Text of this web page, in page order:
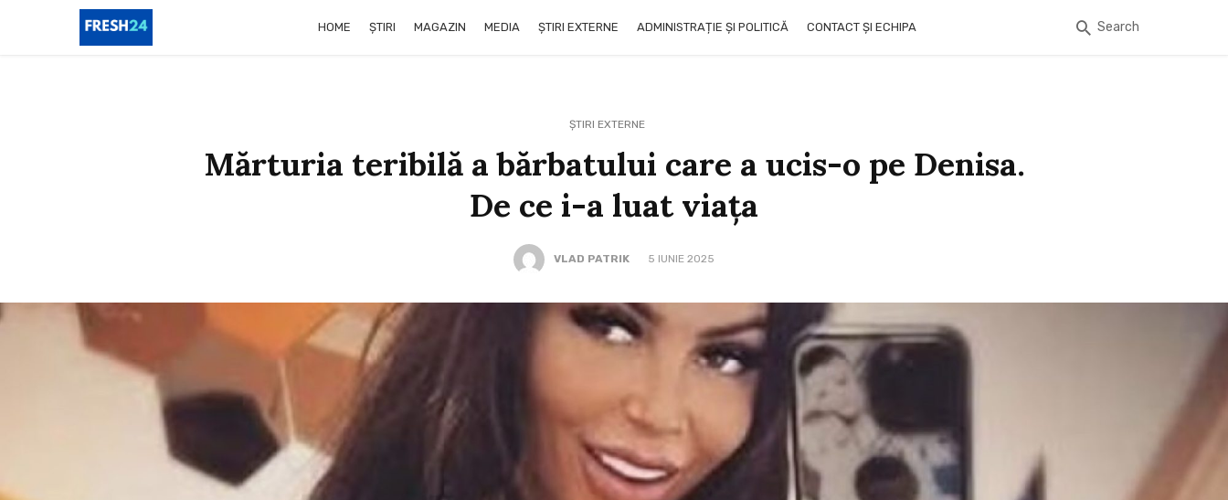
HOME ȘTIRI MAGAZIN MEDIA ȘTIRI EXTERNE ADMINISTRAȚIE ȘI POLITICĂ CONTACT ȘI ECHIPA Search
ȘTIRI EXTERNE
Mărturia teribilă a bărbatului care a ucis-o pe Denisa.
De ce i-a luat viața
VLAD PATRIK 5 IUNIE 2025